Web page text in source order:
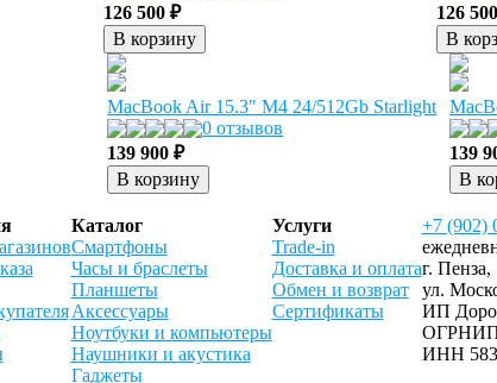
126 500 ₽
В корзину
126
В
MacBook Air 15.3" M4 24/512Gb Starlight
0 отзывов
139 900 ₽
В корзину
139
В
Каталог
Смартфоны
Часы и браслеты
Планшеты
Аксессуары
Ноутбуки и компьютеры
Наушники и акустика
Гаджеты
Услуги
Trade-in
Доставка и оплата
Обмен и возврат
Сертификаты
+7 (902)
г. Пенза,
ул.
ИП
ОГРНИП
ИНН